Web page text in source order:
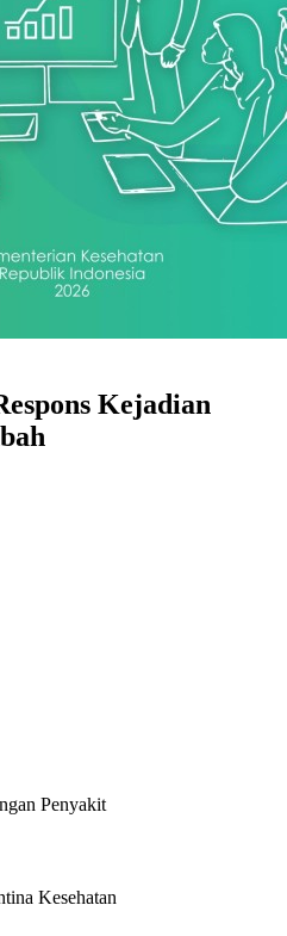
Kejadian
Penyakit
Kesehatan